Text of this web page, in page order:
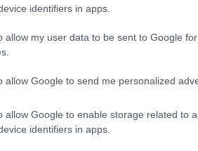
identifiers in apps.
allow my user data to be sent to Google
allow Google to send me personalized
allow Google to enable storage related to
identifiers in apps.
Διαθέσιμο